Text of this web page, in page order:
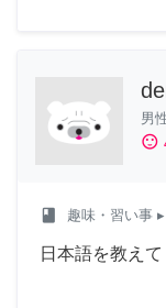
男
sentiment_satisfied
class 趣味・習い事
日本語を教え